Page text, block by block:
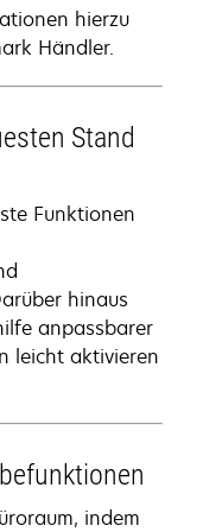
hierzu
Händler.
Stand
Funktionen
hinaus
anpassbarer
leicht aktivieren
indem